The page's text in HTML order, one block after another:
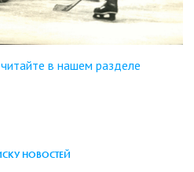
в нашем разделе
НОВОСТЕЙ